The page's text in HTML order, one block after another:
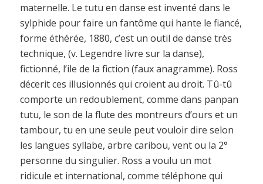
maternelle. Le tutu en danse est inventé dans le
sylphide pour faire un fantôme qui hante le fiancé,
forme éthérée, 1880, c’est un outil de danse très
technique, (v. Legendre livre sur la danse),
fictionné, l’ile de la fiction (faux anagramme). Ross
décerit ces illusionnés qui croient au droit. Tû-tû
comporte un redoublement, comme dans panpan
tutu, le son de la flute des montreurs d’ours et un
tambour, tu en une seule peut vouloir dire selon
les langues syllabe, arbre caribou, vent ou la 2°
personne du singulier. Ross a voulu un mot
ridicule et international, comme téléphone qui